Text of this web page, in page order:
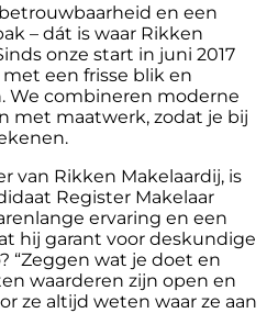
en een
– dát is waar Rikken
onze start in juni 2017
een frisse blik en
We combineren moderne
met maatwerk, zodat je bij
van Rikken Makelaardij, is
Register Makelaar
ervaring en een
hij garant voor deskundige
“Zeggen wat je doet en
waarderen zijn open en
ze altijd weten waar ze aan